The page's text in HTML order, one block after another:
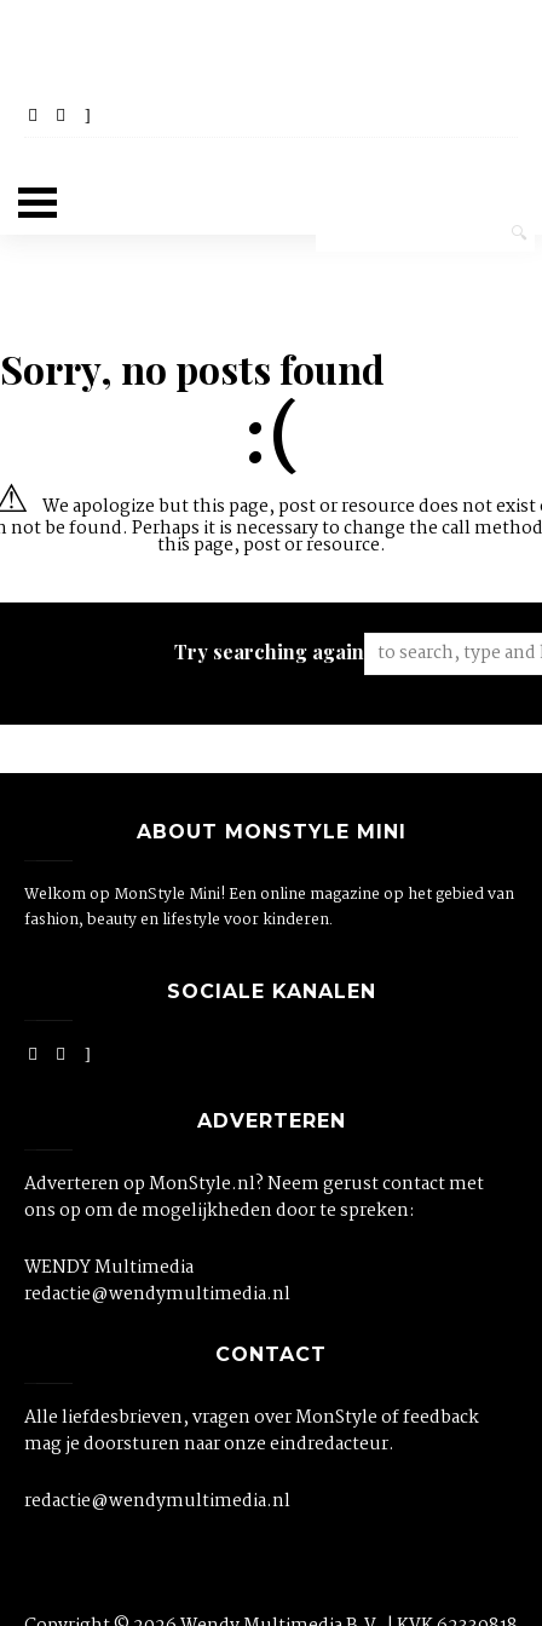
Sorry, no posts found
:(
We apologize but this page, post or resource does not exist
not be found. Perhaps it is necessary to change the call
this page, post or resource.
Try searching again:
ABOUT MONSTYLE MINI
Welkom op MonStyle Mini! Een online magazine op het gebied van
fashion, beauty en lifestyle voor kinderen.
SOCIALE KANALEN
ADVERTEREN
Adverteren op MonStyle.nl? Neem gerust contact met
ons op om de mogelijkheden door te spreken:
WENDY Multimedia
redactie@wendymultimedia.nl
CONTACT
Alle liefdesbrieven, vragen over MonStyle of feedback
mag je doorsturen naar onze eindredacteur.
redactie@wendymultimedia.nl